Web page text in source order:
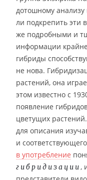
дотошному
ли подкрепить
же подробными и
информации
гибриды
не нова.
растений, она
этом известно с
появление
цветущих
для описания
и
в употребление
гибридизации ,